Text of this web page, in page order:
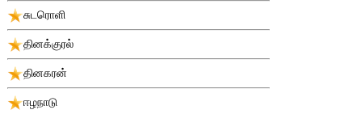
சுடரொளி
தினக்குரல்
தினகரன்
ஈழநாடு